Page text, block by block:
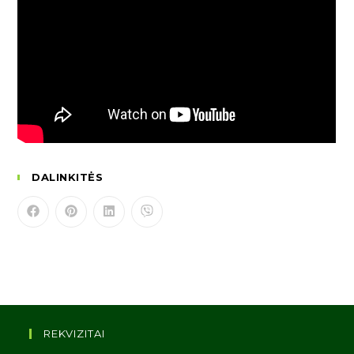
DALINKITĖS
REKVIZITAI